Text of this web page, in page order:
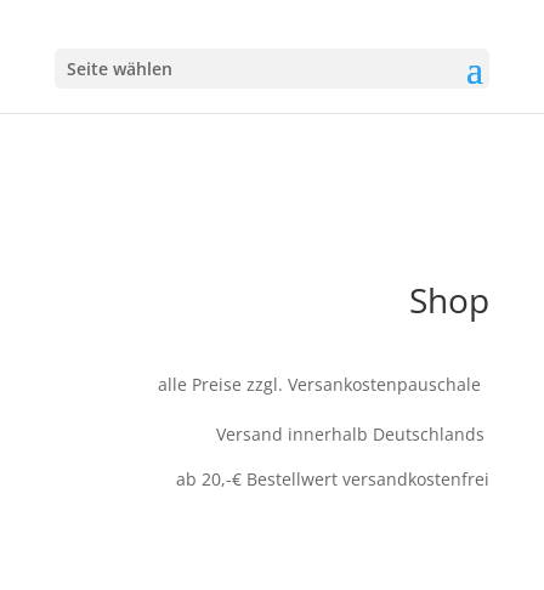
Seite wählen
Shop
alle Preise zzgl. Versankostenpauschale
Versand innerhalb Deutschlands
ab 20,-€ Bestellwert versandkostenfrei